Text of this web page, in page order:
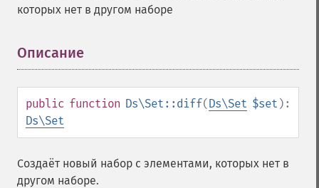
которых нет в другом наборе
Описание
public function Ds\Set::diff(Ds\Set $set ):
Ds\Set
Создаёт новый набор с элементами, которых нет в
другом наборе.